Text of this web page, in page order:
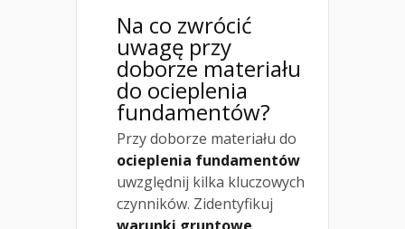
Na co zwrócić
uwagę przy
doborze materiału
do ocieplenia
fundamentów?
Przy doborze materiału do
ocieplenia fundamentów
uwzględnij kilka kluczowych
czynników. Zidentyfikuj